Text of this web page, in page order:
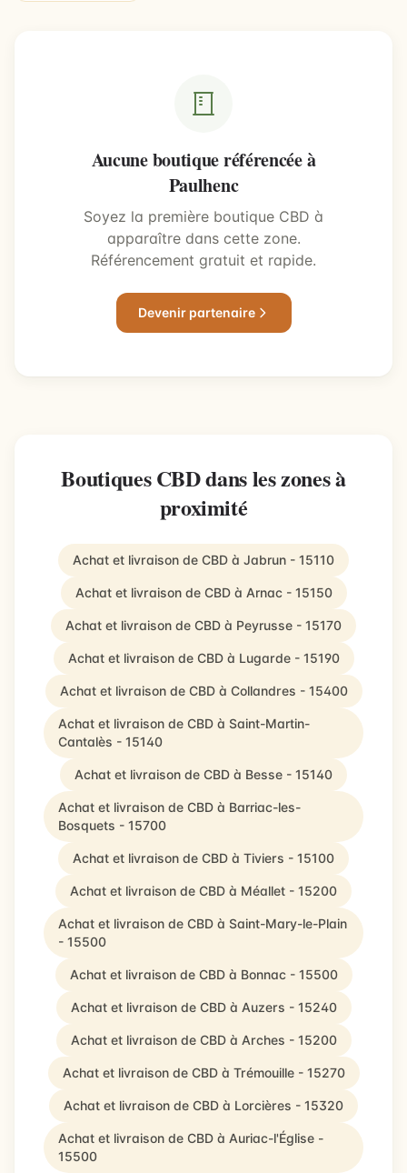
Aucune boutique référencée à
Paulhenc
Soyez la première boutique CBD à
apparaître dans cette zone.
Référencement gratuit et rapide.
Devenir partenaire
Boutiques CBD dans les zones à
proximité
Achat et livraison de CBD à Jabrun - 15110
Achat et livraison de CBD à Arnac - 15150
Achat et livraison de CBD à Peyrusse - 15170
Achat et livraison de CBD à Lugarde - 15190
Achat et livraison de CBD à Collandres - 15400
Achat et livraison de CBD à Saint-Martin-
Cantalès - 15140
Achat et livraison de CBD à Besse - 15140
Achat et livraison de CBD à Barriac-les-
Bosquets - 15700
Achat et livraison de CBD à Tiviers - 15100
Achat et livraison de CBD à Méallet - 15200
Achat et livraison de CBD à Saint-Mary-le-Plain
- 15500
Achat et livraison de CBD à Bonnac - 15500
Achat et livraison de CBD à Auzers - 15240
Achat et livraison de CBD à Arches - 15200
Achat et livraison de CBD à Trémouille - 15270
Achat et livraison de CBD à Lorcières - 15320
Achat et livraison de CBD à Auriac-l'Église -
15500